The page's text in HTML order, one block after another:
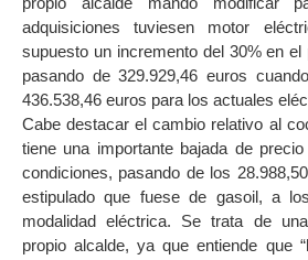
adquisiciones tuviesen motor
supuesto un incremento del 30% en el
pasando de 329.929,46 euros
436.538,46 euros para los actuales
Cabe destacar el cambio relativo al
tiene una importante bajada de
condiciones, pasando de los
estipulado que fuese de gasoil, a
modalidad eléctrica. Se trata de
propio alcalde, ya que entiende que